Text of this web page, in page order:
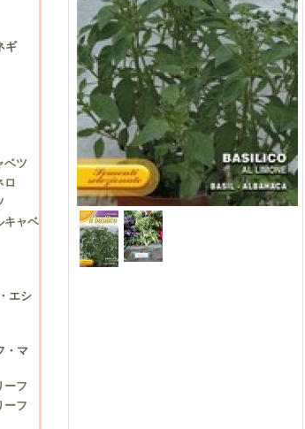
ギ
ベツ
ロ
キャベ
エシ
・マ
ーフ
ーフ